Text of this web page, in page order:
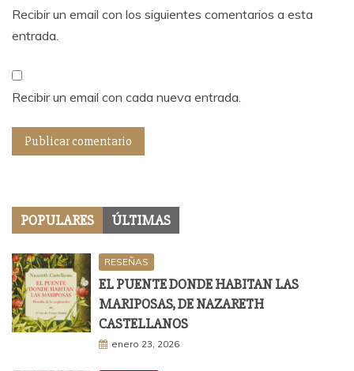
Recibir un email con los siguientes comentarios a esta
entrada.
Recibir un email con cada nueva entrada.
POPULARES ÚLTIMAS
RESEÑAS
EL PUENTE DONDE HABITAN LAS
MARIPOSAS, DE NAZARETH
CASTELLANOS
enero 23, 2026